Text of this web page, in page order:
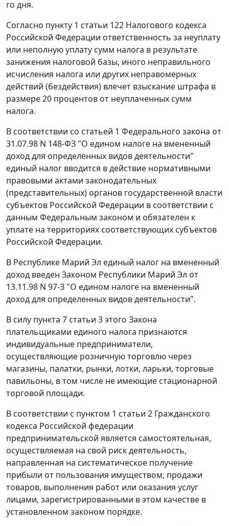
го дня.
Согласно пункту 1 статьи 122 Налогового кодекса
Российской Федерации ответственность за неуплату
или неполную уплату сумм налога в результате
занижения налоговой базы, иного неправильного
исчисления налога или других неправомерных
действий (бездействия) влечет взыскание штрафа в
размере 20 процентов от неуплаченных сумм
налога.
В соответствии со статьей 1 Федерального закона от
31.07.98 N 148-ФЗ "О едином налоге на вмененный
доход для определенных видов деятельности"
единый налог вводится в действие нормативными
правовыми актами законодательных
(представительных) органов государственной власти
субъектов Российской Федерации в соответствии с
данным Федеральным законом и обязателен к
уплате на территориях соответствующих субъектов
Российской Федерации.
В Республике Марий Эл единый налог на вмененный
доход введен Законом Республики Марий Эл от
13.11.98 N 97-З "О едином налоге на вмененный
доход для определенных видов деятельности".
В силу пункта 7 статьи 3 этого Закона
плательщиками единого налога признаются
индивидуальные предприниматели,
осуществляющие розничную торговлю через
магазины, палатки, рынки, лотки, ларьки, торговые
павильоны, в том числе не имеющие стационарной
торговой площади.
В соответствии с пунктом 1 статьи 2 Гражданского
кодекса Российской федерации
предпринимательской является самостоятельная,
осуществляемая на свой риск деятельность,
направленная на систематическое получение
прибыли от пользования имуществом, продажи
товаров, выполнения работ или оказания услуг
лицами, зарегистрированными в этом качестве в
установленном законом порядке.